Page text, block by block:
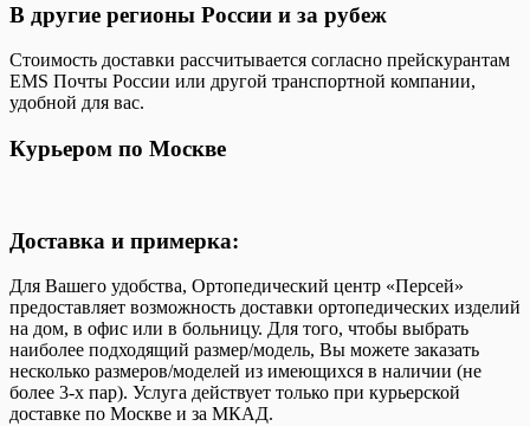
В другие регионы России и за рубеж
Стоимость доставки рассчитывается согласно прейскурантам
EMS Почты России или другой транспортной компании,
удобной для вас.
Курьером по Москве
Доставка и примерка:
Для Вашего удобства, Ортопедический центр «Персей»
предоставляет возможность доставки ортопедических изделий
на дом, в офис или в больницу. Для того, чтобы выбрать
наиболее подходящий размер/модель, Вы можете заказать
несколько размеров/моделей из имеющихся в наличии (не
более 3-х пар). Услуга действует только при курьерской
доставке по Москве и за МКАД.